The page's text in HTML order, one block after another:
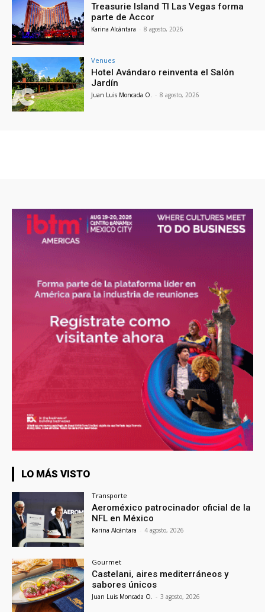
Treasurie Island TI Las Vegas forma
parte de Accor
Karina Alcántara - 8 agosto, 2026
Venues
Hotel Avándaro reinventa el Salón
Jardín
Juan Luis Moncada O. - 8 agosto, 2026
LO MÁS VISTO
Transporte
Aeroméxico patrocinador oficial de la
NFL en México
Karina Alcántara - 4 agosto, 2026
Gourmet
Castelani, aires mediterráneos y
sabores únicos
Juan Luis Moncada O. - 3 agosto, 2026